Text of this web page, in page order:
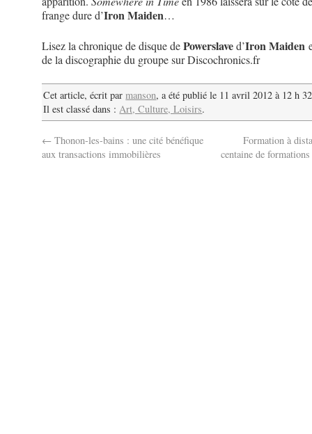
frange dure d’Iron Maiden…
Lisez la chronique de disque dePowerslaved’Iron Maiden
de la discographie du groupe sur Discochronics.fr
Cet article, écrit par manson, a été publié le 11 avril 2012 à 12 h
Il est classé dans : Art, Culture, Loisirs.
← Thonon-les-bains : une cité bénéfique
aux transactions immobilières
Formation à
centaine de